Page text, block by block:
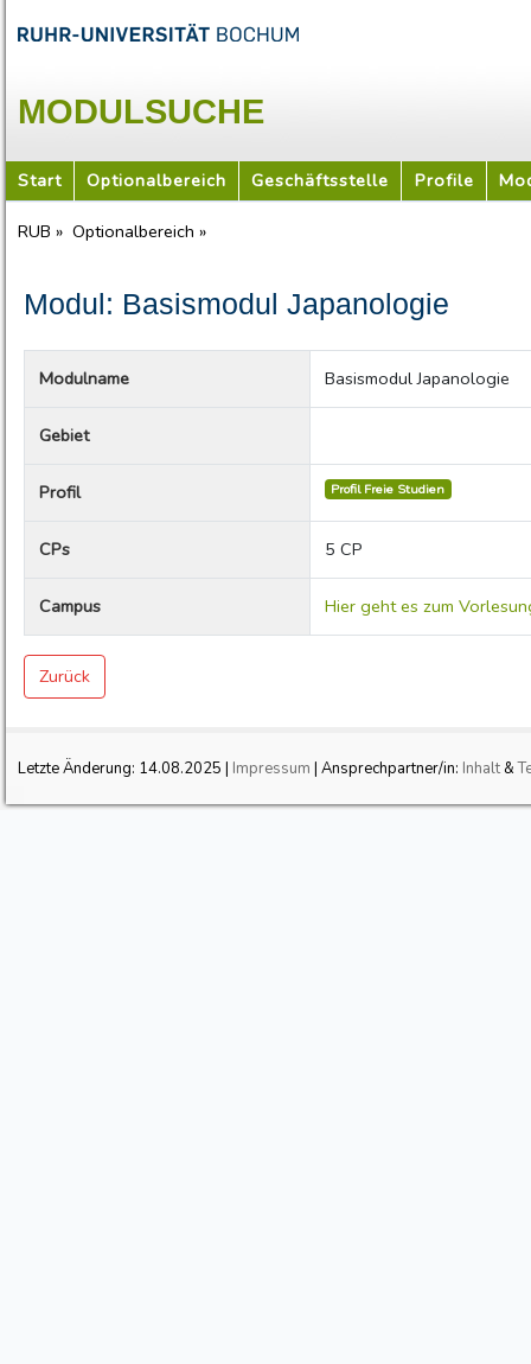
MODULSUCHE
Start Optionalbereich Geschäftsstelle Profile
RUB » Optionalbereich »
Modul: Basismodul Japanologie
Modulname Basismodul Japanologie
Gebiet
Profil Profil Freie Studien
CPs 5 CP
Campus Hier geht es zum
Zurück
Letzte Änderung: 14.08.2025 | Impressum | Ansprechpartner/in: Inhalt&